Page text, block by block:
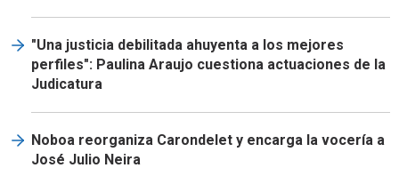
"Una justicia debilitada ahuyenta a los mejores
perfiles": Paulina Araujo cuestiona actuaciones de la
Judicatura
Noboa reorganiza Carondelet y encarga la vocería a
José Julio Neira